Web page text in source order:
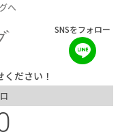
へ
SNSをフォロー
ださい！